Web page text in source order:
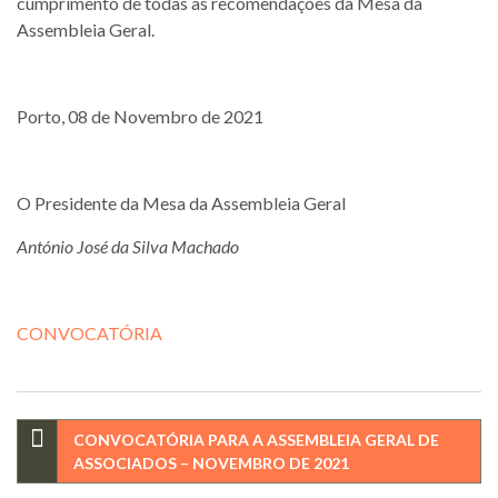
Assembleia Geral.
Porto, 08 de Novembro de 2021
O Presidente da Mesa da Assembleia Geral
António José da Silva Machado
CONVOCATÓRIA
Navegação
CONVOCATÓRIA PARA A ASSEMBLEIA GERAL DE
ASSOCIADOS – NOVEMBRO DE 2021